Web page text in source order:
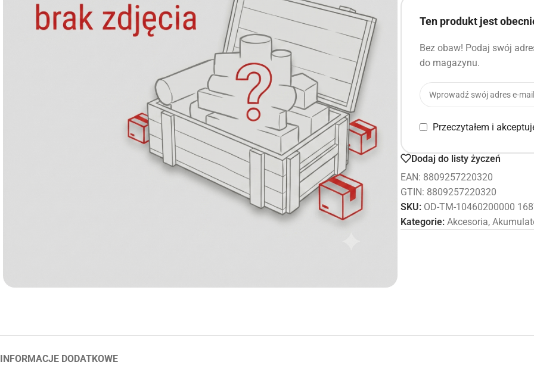
Ten produkt jest
Bez obaw! Podaj swój
do magazynu.
Przeczytałem i
Dodaj do listy życzeń
EAN: 8809257220320
GTIN: 8809257220320
SKU: OD-TM-10460200000
Kategorie: Akcesoria,
INFORMACJE DODATKOWE